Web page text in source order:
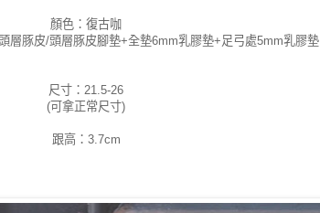
顏色：復古咖
層豚皮/頭層豚皮腳墊+全墊6mm乳膠墊+足弓處5mm乳膠墊
尺寸：21.5-26
(可拿正常尺寸)
跟高：3.7cm